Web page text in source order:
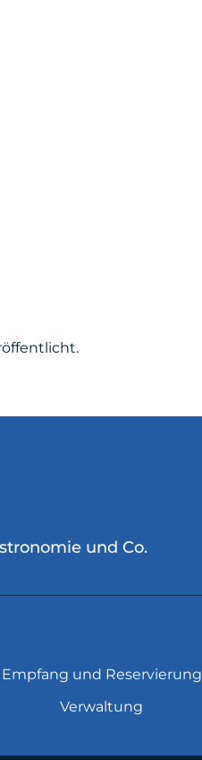
und Co.
Empfang und Reservierung
Verwaltung